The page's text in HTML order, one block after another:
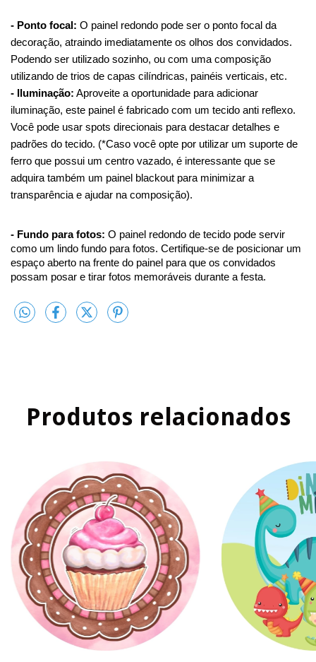
- Ponto focal: O painel redondo pode ser o ponto focal da
decoração, atraindo imediatamente os olhos dos convidados.
Podendo ser utilizado sozinho, ou com uma composição
utilizando de trios de capas cilíndricas, painéis verticais, etc.
- Iluminação: Aproveite a oportunidade para adicionar
iluminação, este painel é fabricado com um tecido anti reflexo.
Você pode usar spots direcionais para destacar detalhes e
padrões do tecido. (*Caso você opte por utilizar um suporte de
ferro que possui um centro vazado, é interessante que se
adquira também um painel blackout para minimizar a
transparência e ajudar na composição).
- Fundo para fotos: O painel redondo de tecido pode servir
como um lindo fundo para fotos. Certifique-se de posicionar um
espaço aberto na frente do painel para que os convidados
possam posar e tirar fotos memoráveis durante a festa.
Produtos relacionados